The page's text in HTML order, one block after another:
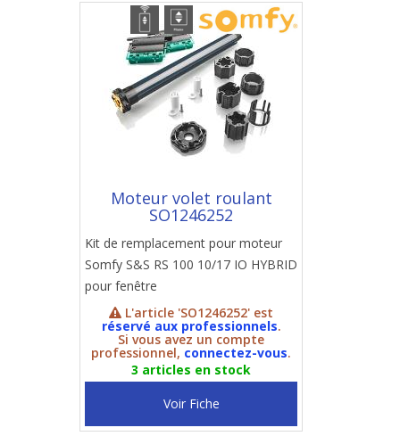
Moteur volet roulant
SO1246252
Kit de remplacement pour moteur
Somfy S&S RS 100 10/17 IO HYBRID
pour fenêtre
L'article 'SO1246252' est
réservé aux professionnels.
Si vous avez un compte
professionnel, connectez-vous.
3 articles en stock
Voir Fiche